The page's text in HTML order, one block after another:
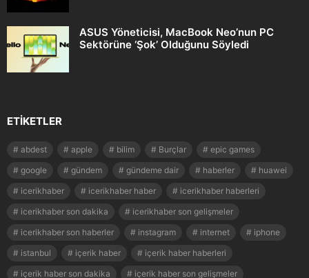
ASUS Yöneticisi, MacBook Neo’nun PC
Sektörüne ‘Şok’ Olduğunu Söyledi
ETIKETLER
abdest apple bilim Burçlar
epic games
google
gündem gündeme dair haberler
huawei
icerikhaber
icerikhaber haber
icerikhaber haberleri
icerikhaber son dakika
icerikhaber son gelişmeler
icerikhaber son haberler
instagram internet
iphone
istanbul
içerik haber
içerik haber haberleri
içerik haber son dakika
içerik haber son gelişmeler